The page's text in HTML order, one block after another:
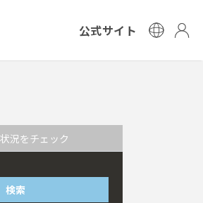
公式サイト
況をチェック
検索